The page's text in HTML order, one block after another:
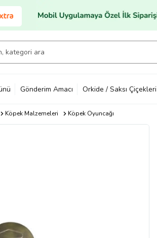
Gönderim Amacı Orkide / Saksı Çiçekleri
Köpek Malzemeleri Köpek Oyuncağı